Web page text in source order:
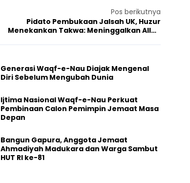
Pos berikutnya
Pidato Pembukaan Jalsah UK, Huzur
Menekankan Takwa: Meninggalkan Allah
Generasi Waqf-e-Nau Diajak Mengenal
Diri Sebelum Mengubah Dunia
Ijtima Nasional Waqf-e-Nau Perkuat
Pembinaan Calon Pemimpin Jemaat Masa
Depan
Bangun Gapura, Anggota Jemaat
Ahmadiyah Madukara dan Warga Sambut
HUT RI ke-81